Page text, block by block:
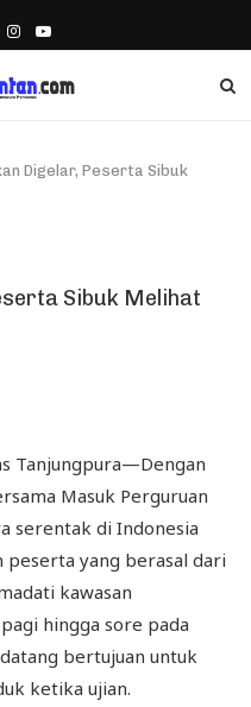
Digelar, Peserta Sibuk
Sibuk Melihat
Tanjungpura—Dengan
Masuk Perguruan
serentak di Indonesia
peserta yang berasal dari
kawasan
hingga sore pada
bertujuan untuk
ketika ujian.